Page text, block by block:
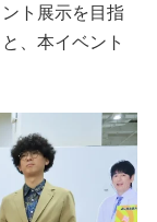
ト展示を目指
、本イベント